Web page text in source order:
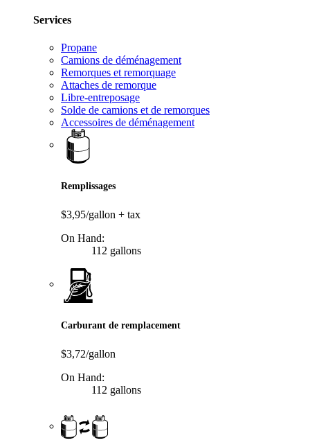
Services
Propane
Camions de déménagement
Remorques et remorquage
Attaches de remorque
Libre-entreposage
Solde de camions et de remorques
Accessoires de déménagement
Remplissages
$3,95/gallon + tax
On Hand:
112 gallons
Carburant de remplacement
$3,72/gallon
On Hand:
112 gallons